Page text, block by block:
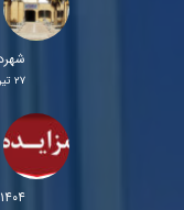
۲۷ تیر ۰۵
۱۴۰۴